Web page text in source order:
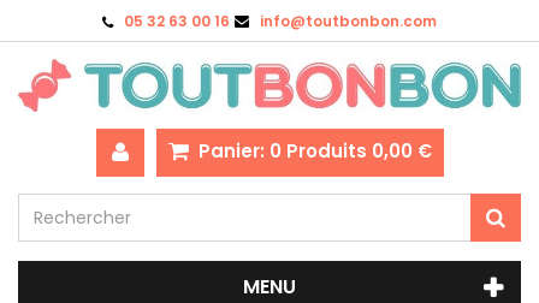
05 32 63 00 16 info@toutbonbon.com
Panier: 0 Produits 0,00 €
MENU